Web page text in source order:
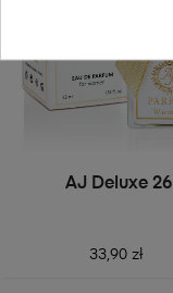
AJ Deluxe 26
33,90 zł